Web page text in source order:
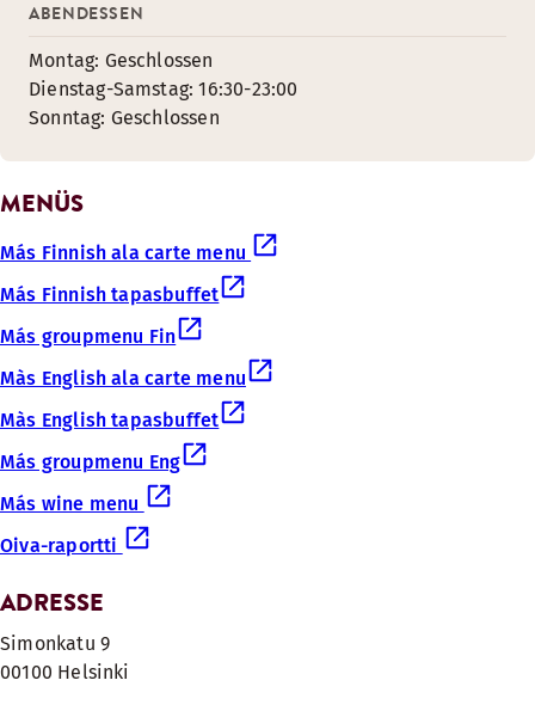
ABENDESSEN
Montag: Geschlossen
Dienstag-Samstag: 16:30-23:00
Sonntag: Geschlossen
MENÜS
Más Finnish ala carte menu
Más Finnish tapasbuffet
Más groupmenu Fin
Màs English ala carte menu
Màs English tapasbuffet
Más groupmenu Eng
Más wine menu
Oiva-raportti
ADRESSE
Simonkatu 9
00100 Helsinki